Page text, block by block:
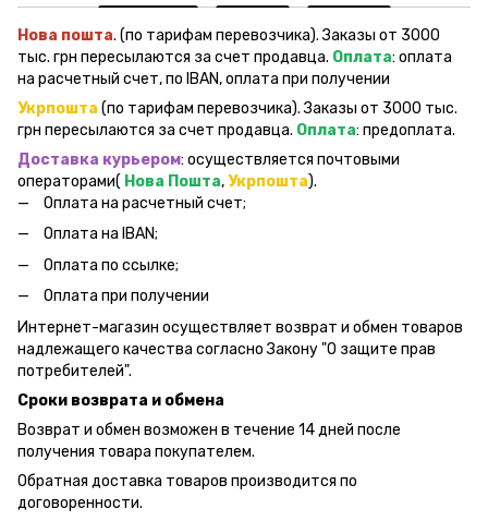
Нова пошта. (по тарифам перевозчика). Заказы от 3000
тыс. грн пересылаются за счет продавца. Оплата: оплата
на расчетный счет, по IBAN, оплата при получении
Укрпошта (по тарифам перевозчика). Заказы от 3000 тыс.
грн пересылаются за счет продавца. Оплата: предоплата.
Доставка курьером: осуществляется почтовыми
операторами( Нова Пошта,Укрпошта).
Оплата на расчетный счет;
Оплата на IBAN;
Оплата по ссылке;
Оплата при получении
Интернет-магазин осуществляет возврат и обмен товаров
надлежащего качества согласно Закону "О защите прав
потребителей".
Сроки возврата и обмена
Возврат и обмен возможен в течение 14 дней после
получения товара покупателем.
Обратная доставка товаров производится по
договоренности.